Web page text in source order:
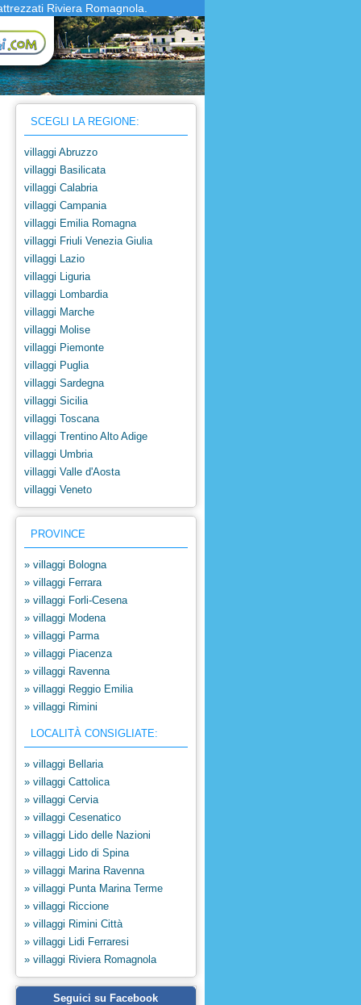
Riviera Romagnola.
SCEGLI LA REGIONE:
villaggi Abruzzo
villaggi Basilicata
villaggi Calabria
villaggi Campania
villaggi Emilia Romagna
villaggi Friuli Venezia Giulia
villaggi Lazio
villaggi Liguria
villaggi Lombardia
villaggi Marche
villaggi Molise
villaggi Piemonte
villaggi Puglia
villaggi Sardegna
villaggi Sicilia
villaggi Toscana
villaggi Trentino Alto Adige
villaggi Umbria
villaggi Valle d'Aosta
villaggi Veneto
PROVINCE
» villaggi Bologna
» villaggi Ferrara
» villaggi Forli-Cesena
» villaggi Modena
» villaggi Parma
» villaggi Piacenza
» villaggi Ravenna
» villaggi Reggio Emilia
» villaggi Rimini
LOCALITÀ CONSIGLIATE:
» villaggi Bellaria
» villaggi Cattolica
» villaggi Cervia
» villaggi Cesenatico
» villaggi Lido delle Nazioni
» villaggi Lido di Spina
» villaggi Marina Ravenna
» villaggi Punta Marina Terme
» villaggi Riccione
» villaggi Rimini Città
» villaggi Lidi Ferraresi
» villaggi Riviera Romagnola
Seguici su Facebook